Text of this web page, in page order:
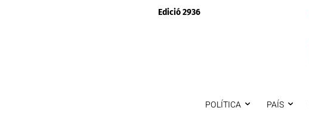
Edició 2936
POLÍTICA PAÍS